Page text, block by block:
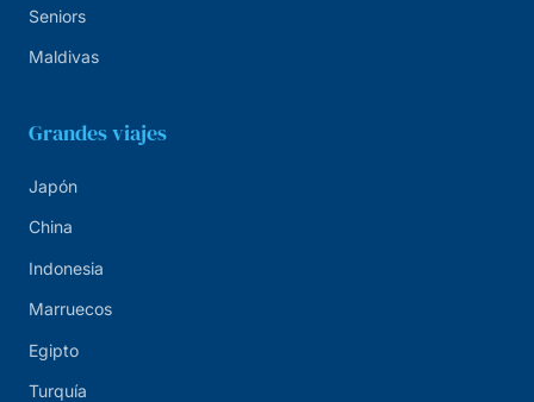
Seniors
Maldivas
Grandes viajes
Japón
China
Indonesia
Marruecos
Egipto
Turquía